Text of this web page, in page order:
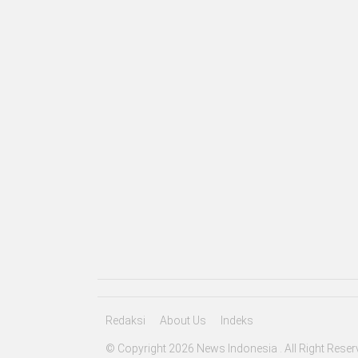
Redaksi About Us Indeks
© Copyright 2026 News Indonesia . All Right